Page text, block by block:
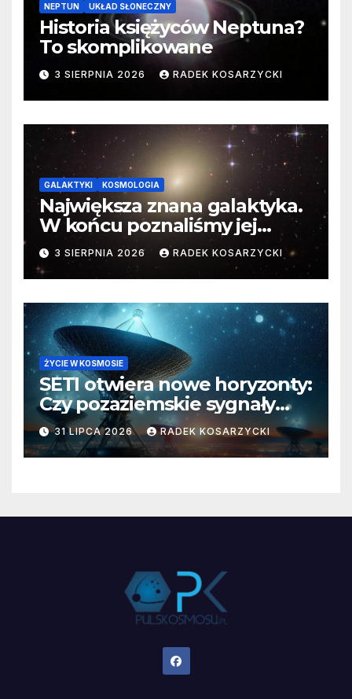
NEPTUN UKŁAD SŁONECZNY
Historia księżyców Neptuna?
To skomplikowane
3 SIERPNIA 2026 RADEK KOSARZYCKI
GALAKTYKI KOSMOLOGIA
Największa znana galaktyka.
W końcu poznaliśmy jej
faktyczne wymiary
3 SIERPNIA 2026 RADEK KOSARZYCKI
ŻYCIE W KOSMOSIE
SETI otwiera nowe horyzonty:
Czy pozaziemskie sygnały
czekają w nieoczekiwanych
miejscach?
31 LIPCA 2026 RADEK KOSARZYCKI